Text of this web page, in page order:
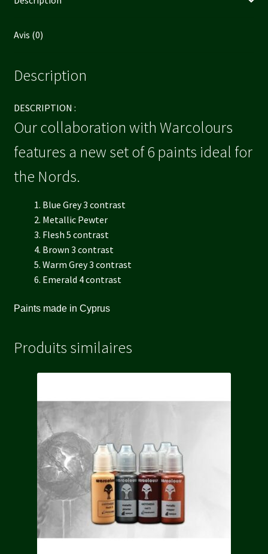
Avis (0)
Description
DESCRIPTION :
Our collaboration with Warcolours
features a new set of 6 paints ideal for
the Nords.
Blue Grey 3 contrast
Metallic Pewter
Flesh 5 contrast
Brown 3 contrast
Warm Grey 3 contrast
Emerald 4 contrast
Paints made in Cyprus
Produits similaires